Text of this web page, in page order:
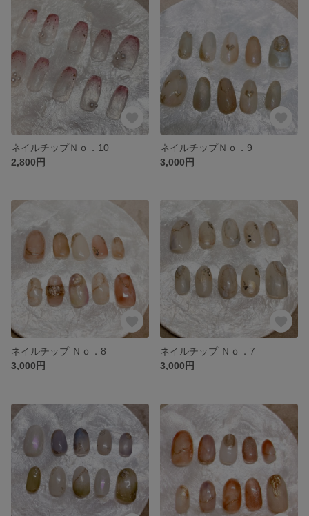
ネイルチップＮｏ．10
2,800円
ネイルチップＮｏ．9
3,000円
ネイルチップ Ｎｏ．8
3,000円
ネイルチップ Ｎｏ．7
3,000円